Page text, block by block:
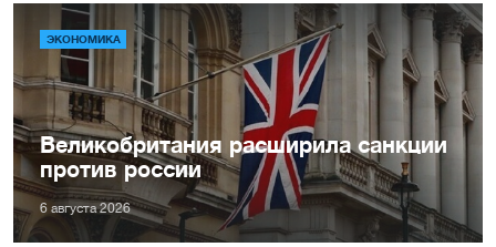
ЭКОНОМИКА
Великобритания расширила санкции
против россии
6 августа 2026